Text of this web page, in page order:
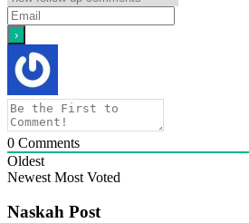
0 Comments
Oldest
Newest Most Voted
Naskah Post